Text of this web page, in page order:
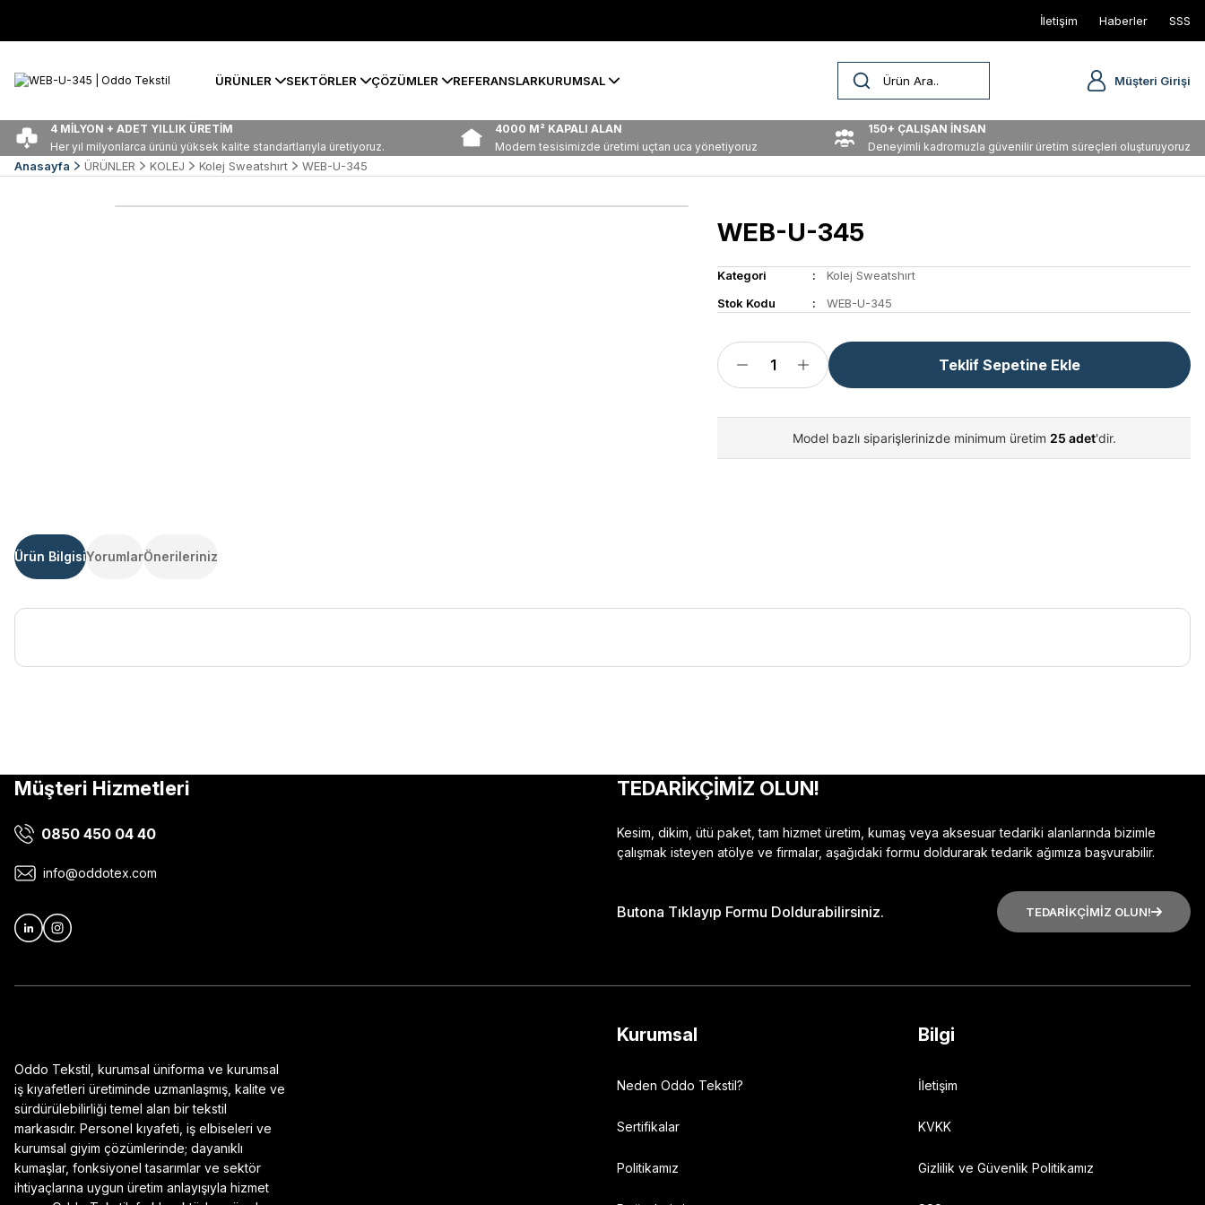
İletişim Haberler SSS
ÜRÜNLER SEKTÖRLER ÇÖZÜMLER REFERANSLARKURUMSAL Müşteri Girişi
4 MİLYON + ADET YILLIK ÜRETİM
Her yıl milyonlarca ürünü yüksek kalite standartlarıyla üretiyoruz.
4000 M² KAPALI ALAN
Modern tesisimizde üretimi uçtan uca yönetiyoruz
150+ ÇALIŞAN İNSAN
Deneyimli kadromuzla güvenilir üretim süreçleri oluşturuyoruz
Anasayfa ÜRÜNLER KOLEJ Kolej Sweatshırt WEB-U-345
WEB-U-345
Kategori
Kolej Sweatshırt
Stok Kodu
WEB-U-345
Teklif Sepetine Ekle
Model bazlı siparişlerinizde minimum üretim 25 adet'dir.
Ürün BilgisiYorumlarÖnerileriniz
Yorum Yaz
Ürün resmi kalitesiz, bozuk veya görüntülenemiyor.
Ürün bilgilerinde hatalar bulunuyor.
Müşteri Hizmetleri
0850 450 04 40
info@oddotex.com
TEDARİKÇİMİZ OLUN!
Kesim, dikim, ütü paket, tam hizmet üretim, kumaş veya aksesuar tedariki alanlarında bizimle
çalışmak isteyen atölye ve firmalar, aşağıdaki formu doldurarak tedarik ağımıza başvurabilir.
Butona Tıklayıp Formu Doldurabilirsiniz. TEDARİKÇİMİZ OLUN!
Oddo Tekstil, kurumsal üniforma ve kurumsal
iş kıyafetleri üretiminde uzmanlaşmış, kalite ve
sürdürülebilirliği temel alan bir tekstil
markasıdır. Personel kıyafeti, iş elbiseleri ve
kurumsal giyim çözümlerinde; dayanıklı
kumaşlar, fonksiyonel tasarımlar ve sektör
ihtiyaçlarına uygun üretim anlayışıyla hizmet
Kurumsal
Neden Oddo Tekstil?
Sertifikalar
Politikamız
Bilgi
İletişim
KVKK
Gizlilik ve Güvenlik Politikamız